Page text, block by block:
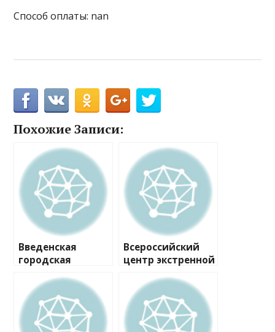
Способ оплаты: nan
Похожие Записи:
Введенская
городская
больница,
клинико-
диагностическая
лаборатория
Всероссийский
центр экстренной
медицины им.
А.М. Никифорова,
отдел
травматологии и